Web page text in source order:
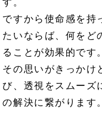
ですから使命感を持
たいならば、何をど
ることが効果的です。
その思いがきっかけ
び、透視をスムーズ
の解決に繋がります。